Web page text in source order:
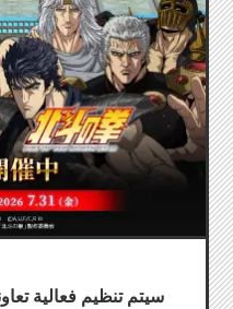
سيتم تنظيم فعالية